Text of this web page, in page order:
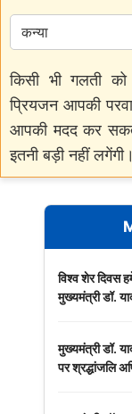
किसी भी गलती
प्रियजन आपकी
आपकी मदद कर
इतनी बड़ी नहीं लगेंगी।
विश्व शेर दिवस
मुख्यमंत्री डॉ.
मुख्यमंत्री डॉ.
पर श्रद्धांजलि